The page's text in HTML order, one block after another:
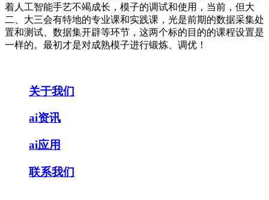
着人工智能手艺不竭成长，模子的调试和使用，当前，但大
二、大三会有特地的专业课和实践课，光是前期的数据采集处
置和测试、数据集开辟等环节，这两个标的目的的课程设置是
一样的。最初才是对成熟模子进行锻炼、调优！
关于我们
ai资讯
ai应用
联系我们